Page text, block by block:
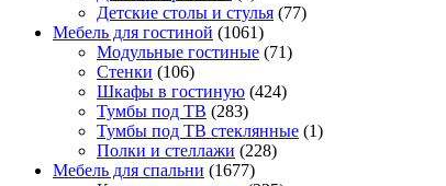
Детские столы и стулья (77)
Мебель для гостиной (1061)
Модульные гостиные (71)
Стенки (106)
Шкафы в гостиную (424)
Тумбы под ТВ (283)
Тумбы под ТВ стеклянные (1)
Полки и стеллажи (228)
Мебель для спальни (1677)